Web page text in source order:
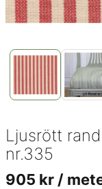
Ljusrött
nr.335
905 kr /